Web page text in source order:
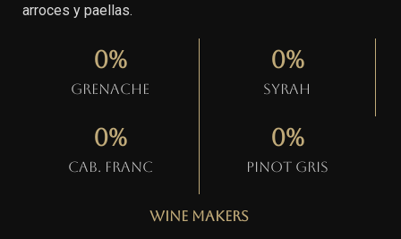
arroces y paellas.
Grenache
0%
Syrah
0%
Cab. Franc
0%
Pinot gris
0%
Wine Makers